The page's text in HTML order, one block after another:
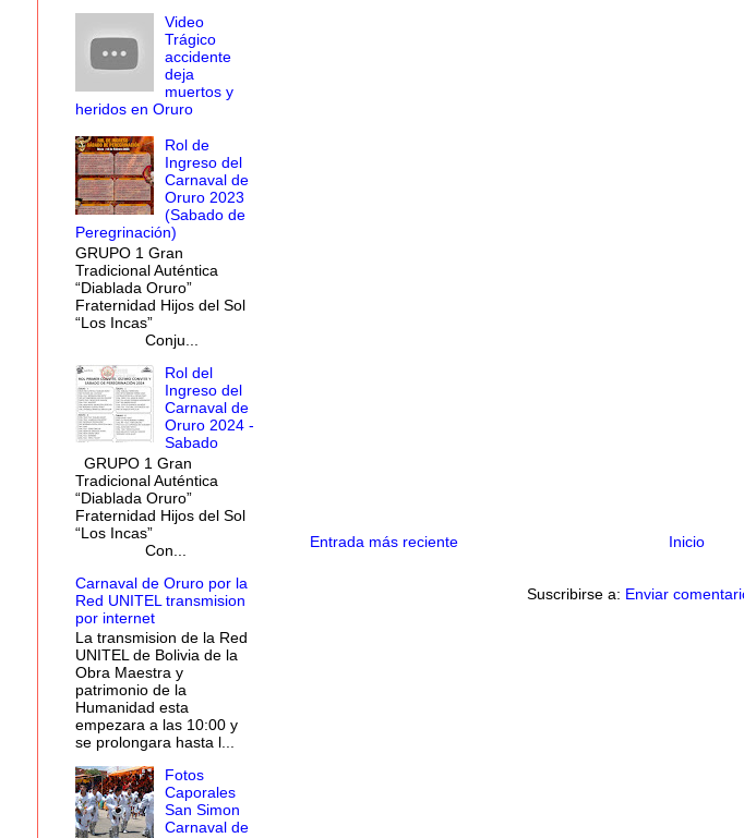
Entrada más reciente Inicio
Suscribirse a: Enviar
Video
Trágico
accidente
deja
muertos y
heridos en Oruro
Rol de
Ingreso del
Carnaval de
Oruro 2023
(Sabado de
Peregrinación)
GRUPO 1 Gran
Tradicional Auténtica
“Diablada Oruro”
Fraternidad Hijos del Sol
“Los Incas”
Conju...
Rol del
Ingreso del
Carnaval de
Oruro 2024 -
Sabado
GRUPO 1 Gran
Tradicional Auténtica
“Diablada Oruro”
Fraternidad Hijos del Sol
“Los Incas”
Con...
Carnaval de Oruro por la
Red UNITEL transmision
por internet
La transmision de la Red
UNITEL de Bolivia de la
Obra Maestra y
patrimonio de la
Humanidad esta
empezara a las 10:00 y
se prolongara hasta l...
Fotos
Caporales
San Simon
Carnaval de